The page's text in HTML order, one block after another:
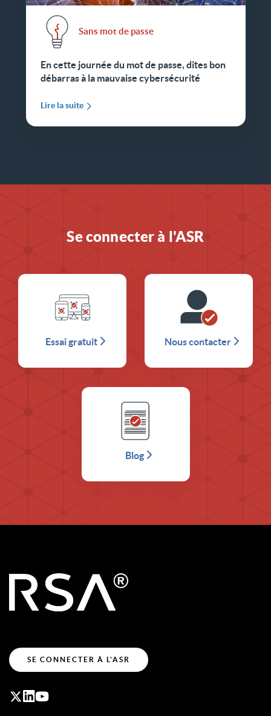
Sans mot de passe
En cette journée du mot de passe, dites bon
débarras à la mauvaise cybersécurité
Lire la suite
Se connecter à l'ASR
Essai gratuit Nous contacter
Blog
SE CONNECTER À L'ASR